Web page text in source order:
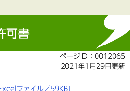
可書
ページID：0012065
2021年1月29日更新
ファイル／59KB]